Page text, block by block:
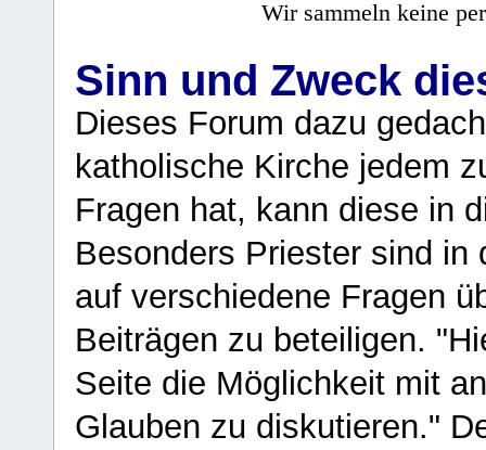
Wir sammeln keine
Sinn und Zweck
Dieses Forum dazu
katholische Kirche jedem
Fragen hat, kann diese in
Besonders Priester sind in
auf verschiedene Fragen
Beiträgen zu beteiligen.
Seite die Möglichkeit mit
Glauben zu diskutieren."